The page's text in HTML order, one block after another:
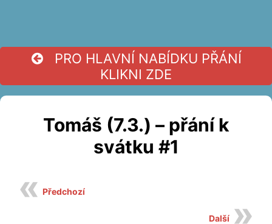
PRO HLAVNÍ NABÍDKU PŘÁNÍ
KLIKNI ZDE
Tomáš (7.3.) – přání k
svátku #1
Předchozí
Další